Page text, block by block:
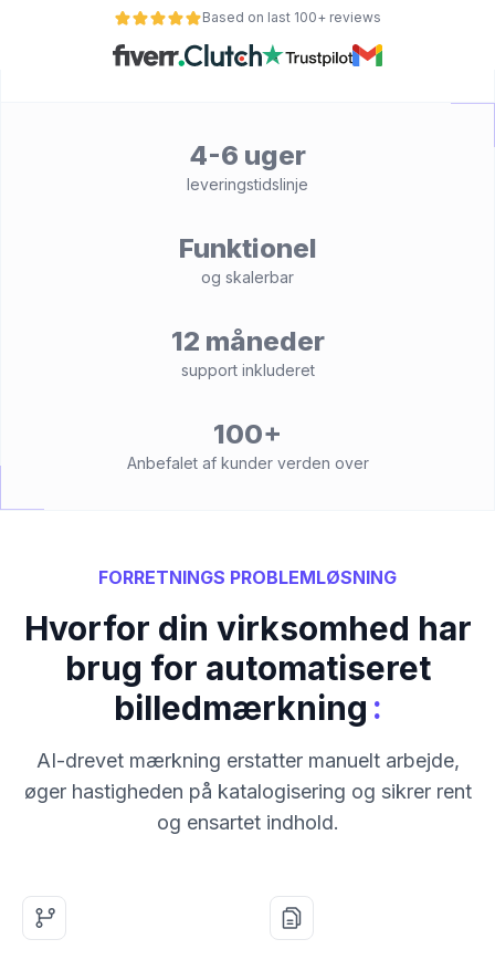
Based on last 100+ reviews
4-6 uger
leveringstidslinje
Funktionel
og skalerbar
12 måneder
support inkluderet
100+
Anbefalet af kunder verden over
FORRETNINGS PROBLEMLØSNING
Hvorfor din virksomhed har
brug for automatiseret
billedmærkning :
AI-drevet mærkning erstatter manuelt arbejde,
øger hastigheden på katalogisering og sikrer rent
og ensartet indhold.